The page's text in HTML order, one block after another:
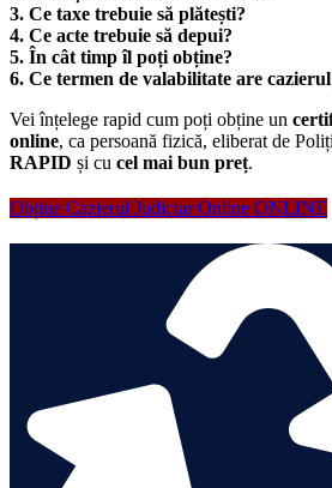
3. Ce taxe trebuie să plătești?
4. Ce acte trebuie să depui?
5. În cât timp îl poți obține?
6. Ce termen de valabilitate are
Vei înțelege rapid cum poți obține un
online, ca persoană fizică, eliberat de
RAPID și cu cel mai bun preț.
Obține Cazierul Judiciar Online ONLINE